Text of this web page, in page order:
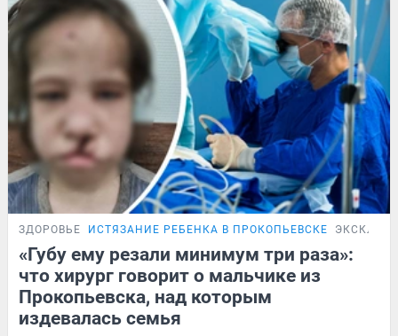
ЗДОРОВЬЕ ИСТЯЗАНИЕ РЕБЕНКА В ПРОКОПЬЕВСКЕ
«Губу ему резали минимум три раза»:
что хирург говорит о мальчике из
Прокопьевска, над которым
издевалась семья